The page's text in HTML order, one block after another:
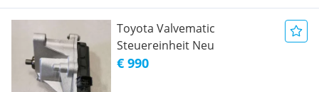
Toyota Valvematic
Steuereinheit Neu
€ 990